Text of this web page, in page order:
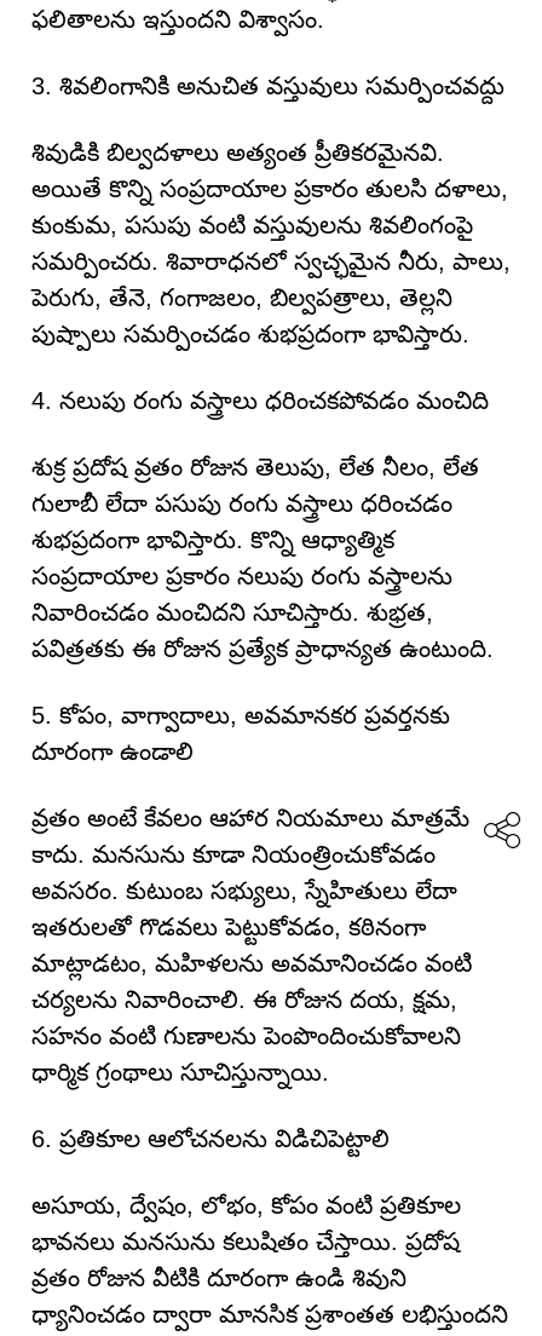
ఫలితాలను ఇస్తుందని విశ్వాసం.
3. శివలింగానికి అనుచిత వస్తువులు సమర్పించవద్దు
శివుడికి బిల్వదళాలు అత్యంత ప్రీతికరమైనవి.
అయితే కొన్ని సంప్రదాయాల ప్రకారం తులసి దళాలు,
కుంకుమ, పసుపు వంటి వస్తువులను శివలింగంపై
సమర్పించరు. శివారాధనలో స్వచ్ఛమైన నీరు, పాలు,
పెరుగు, తేనె, గంగాజలం, బిల్వపత్రాలు, తెల్లని
పుష్పాలు సమర్పించడం శుభప్రదంగా భావిస్తారు.
4. నలుపు రంగు వస్త్రాలు ధరించకపోవడం మంచిది
శుక్ర ప్రదోష వ్రతం రోజున తెలుపు, లేత నీలం, లేత
గులాబీ లేదా పసుపు రంగు వస్త్రాలు ధరించడం
శుభప్రదంగా భావిస్తారు. కొన్ని ఆధ్యాత్మిక
సంప్రదాయాల ప్రకారం నలుపు రంగు వస్త్రాలను
నివారించడం మంచిదని సూచిస్తారు. శుభ్రత,
పవిత్రతకు ఈ రోజున ప్రత్యేక ప్రాధాన్యత ఉంటుంది.
5. కోపం, వాగ్వాదాలు, అవమానకర ప్రవర్తనకు
దూరంగా ఉండాలి
వ్రతం అంటే కేవలం ఆహార నియమాలు మాత్రమే
కాదు. మనసును కూడా నియంత్రించుకోవడం
అవసరం. కుటుంబ సభ్యులు, స్నేహితులు లేదా
ఇతరులతో గొడవలు పెట్టుకోవడం, కఠినంగా
మాట్లాడటం, మహిళలను అవమానించడం వంటి
చర్యలను నివారించాలి. ఈ రోజున దయ, క్షమ,
సహనం వంటి గుణాలను పెంపొందించుకోవాలని
ధార్మిక గ్రంథాలు సూచిస్తున్నాయి.
6. ప్రతికూల ఆలోచనలను విడిచిపెట్టాలి
అసూయ, ద్వేషం, లోభం, కోపం వంటి ప్రతికూల
భావనలు మనసును కలుషితం చేస్తాయి. ప్రదోష
వ్రతం రోజున వీటికి దూరంగా ఉండి శివుని
ధ్యానించడం ద్వారా మానసిక ప్రశాంతత లభిస్తుందని